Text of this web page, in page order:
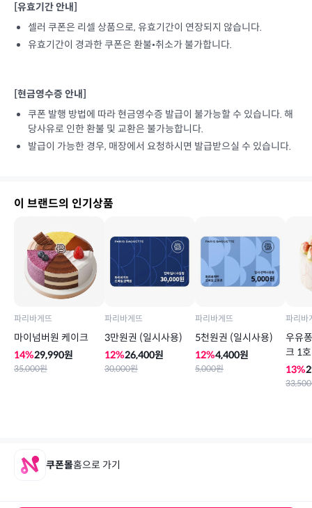
[유효기간 안내]
셀러 쿠폰은 리셀 상품으로, 유효기간이 연장되지 않습니다.
유효기간이 경과한 쿠폰은 환불•취소가 불가합니다.
[현금영수증 안내]
쿠폰 발행 방법에 따라 현금영수증 발급이 불가능할 수 있습니다. 해
당사유로 인한 환불 및 교환은 불가능합니다.
발급이 가능한 경우, 매장에서 요청하시면 발급받으실 수 있습니다.
이 브랜드의 인기상품
파리바게뜨
마이넘버원 케이크
14%29,990원
35,000원
파리바게뜨
3만원권 (일시사용)
12%26,400원
30,000원
파리바게뜨
5천원권 (일시사용)
12%4,400원
5,000원
파리바
우유
크 1
13%
33,500
쿠폰몰홈으로 가기